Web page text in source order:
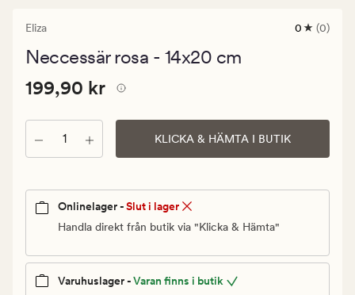
Eliza
0
0
0 (0)
Neccessär rosa - 14x20 cm
Pris
199,90
kr.
Ordinarie
pris
kr
Pris 199,90 kr
199,90 kr
Antal KLICKA & HÄMTA I BUTIK
Onlinelager -Slut i lager
Handla direkt från butik via "Klicka & Hämta"
Varuhuslager -Varan finns i butik